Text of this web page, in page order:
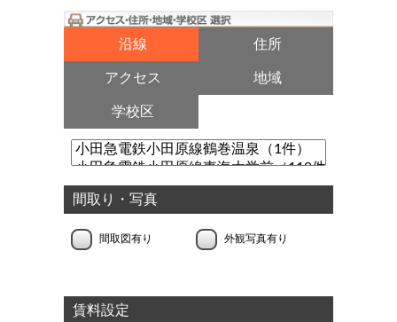
沿線 住所
アクセス 地域
学校区
間取り・写真
間取図有り 外観写真有り
賃料設定